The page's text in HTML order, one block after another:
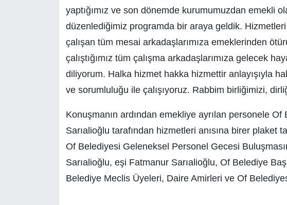
yaptığımız ve son dönemde kurumumuzdan emekli
düzenlediğimiz programda bir araya geldik.
çalışan tüm mesai arkadaşlarımıza emeklerinden
çalıştığımız tüm çalışma arkadaşlarımıza gelecek
diliyorum. Halka hizmet hakka hizmettir anlayışıyla
ve sorumluluğu ile çalışıyoruz. Rabbim birliğimizi,
Konuşmanın ardından emekliye ayrılan personele
Sarıalioğlu tarafından hizmetleri anısına birer plaket
Of Belediyesi Geleneksel Personel Gecesi
Sarıalioğlu, eşi Fatmanur Sarıalioğlu, Of Belediye
Belediye Meclis Üyeleri, Daire Amirleri ve Of